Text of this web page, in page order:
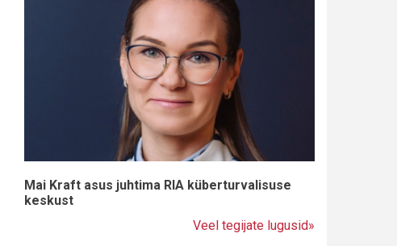
Mai Kraft asus juhtima RIA küberturvalisuse
keskust
Veel tegijate lugusid»